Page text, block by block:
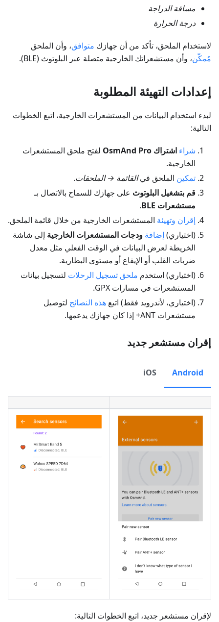
مسافة الدراجة
درجة الحرارة
لاستخدام الملحق، تأكد من أن جهازك متوافق، وأن الملحق
مُمكّن، وأن مستشعراتك الخارجية متصلة عبر البلوتوث (BLE).
إعدادات التهيئة المطلوبة
لبدء استخدام البيانات من المستشعرات الخارجية، اتبع الخطوات
التالية:
شراء اشتراك OsmAnd Pro
لفتح ملحق المستشعرات
الخارجية.
تمكين الملحق فيالقائمة → الملحقات.
قم بتشغيل البلوتوث على جهازك للسماح بالاتصال بـ
مستشعرات BLE
.
إقران وتهيئة المستشعرات الخارجية من خلال قائمة الملحق.
(اختياري)إضافة ودجات المستشعرات الخارجية إلى شاشة
الخريطة لعرض البيانات في الوقت الفعلي مثل معدل
ضربات القلب أو الإيقاع أو مستوى البطارية.
(اختياري) استخدم ملحق تسجيل الرحلات لتسجيل بيانات
المستشعرات في مسارات GPX.
(اختياري، لأندرويد فقط) اتبع هذه النصائح لتوصيل
مستشعرات ANT+ إذا كان جهازك يدعمها.
إقران مستشعر جديد
Android
iOS
لإقران مستشعر جديد، اتبع الخطوات التالية: